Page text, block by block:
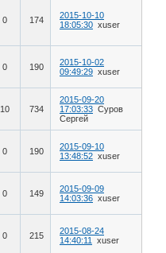
0 174
2015-10-10
18:05:30 xuser
0 190
2015-10-02
09:49:29 xuser
10 734
2015-09-20
17:03:33 Суров
Сергей
0 190
2015-09-10
13:48:52 xuser
0 149
2015-09-09
14:03:36 xuser
0 215
2015-08-24
14:40:11
xuser